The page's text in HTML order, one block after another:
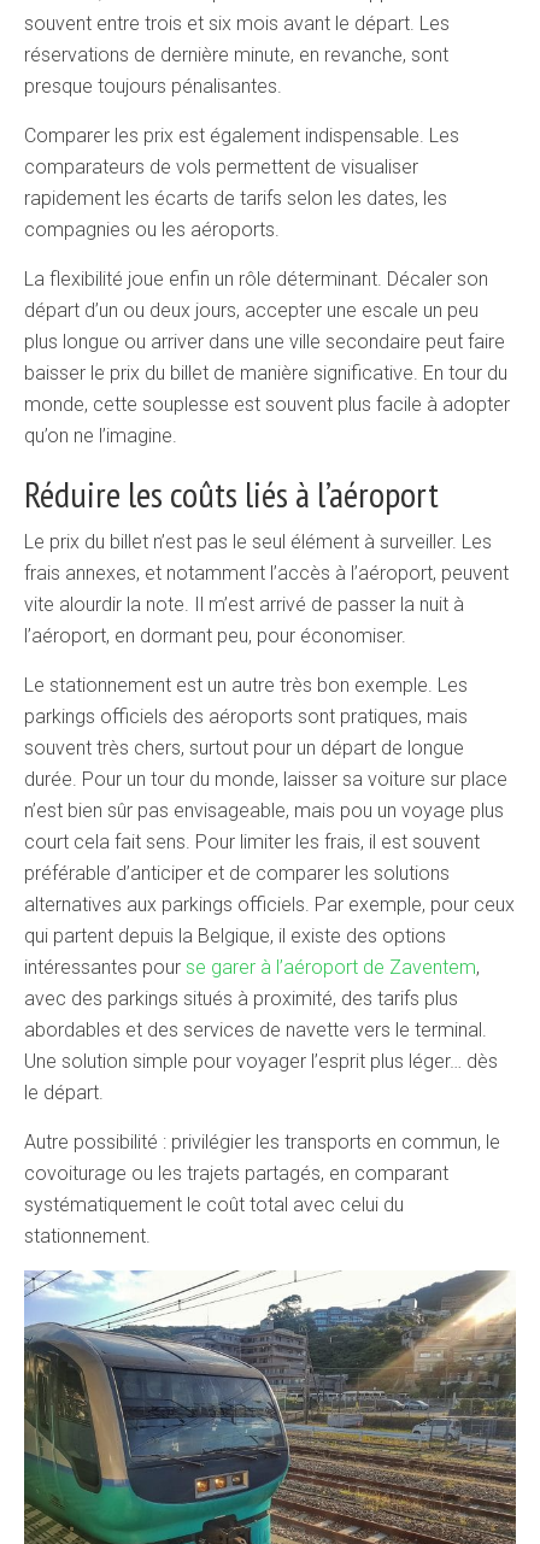
souvent entre trois et six mois avant le départ. Les
réservations de dernière minute, en revanche, sont
presque toujours pénalisantes.
Comparer les prix est également indispensable. Les
comparateurs de vols permettent de visualiser
rapidement les écarts de tarifs selon les dates, les
compagnies ou les aéroports.
La flexibilité joue enfin un rôle déterminant. Décaler son
départ d’un ou deux jours, accepter une escale un peu
plus longue ou arriver dans une ville secondaire peut faire
baisser le prix du billet de manière significative. En tour du
monde, cette souplesse est souvent plus facile à adopter
qu’on ne l’imagine.
Réduire les coûts liés à l’aéroport
Le prix du billet n’est pas le seul élément à surveiller. Les
frais annexes, et notamment l’accès à l’aéroport, peuvent
vite alourdir la note. Il m’est arrivé de passer la nuit à
l’aéroport, en dormant peu, pour économiser.
Le stationnement est un autre très bon exemple. Les
parkings officiels des aéroports sont pratiques, mais
souvent très chers, surtout pour un départ de longue
durée. Pour un tour du monde, laisser sa voiture sur place
n’est bien sûr pas envisageable, mais pou un voyage plus
court cela fait sens. Pour limiter les frais, il est souvent
préférable d’anticiper et de comparer les solutions
alternatives aux parkings officiels. Par exemple, pour ceux
qui partent depuis la Belgique, il existe des options
intéressantes pour se garer à l’aéroport de Zaventem,
avec des parkings situés à proximité, des tarifs plus
abordables et des services de navette vers le terminal.
Une solution simple pour voyager l’esprit plus léger… dès
le départ.
Autre possibilité : privilégier les transports en commun, le
covoiturage ou les trajets partagés, en comparant
systématiquement le coût total avec celui du
stationnement.